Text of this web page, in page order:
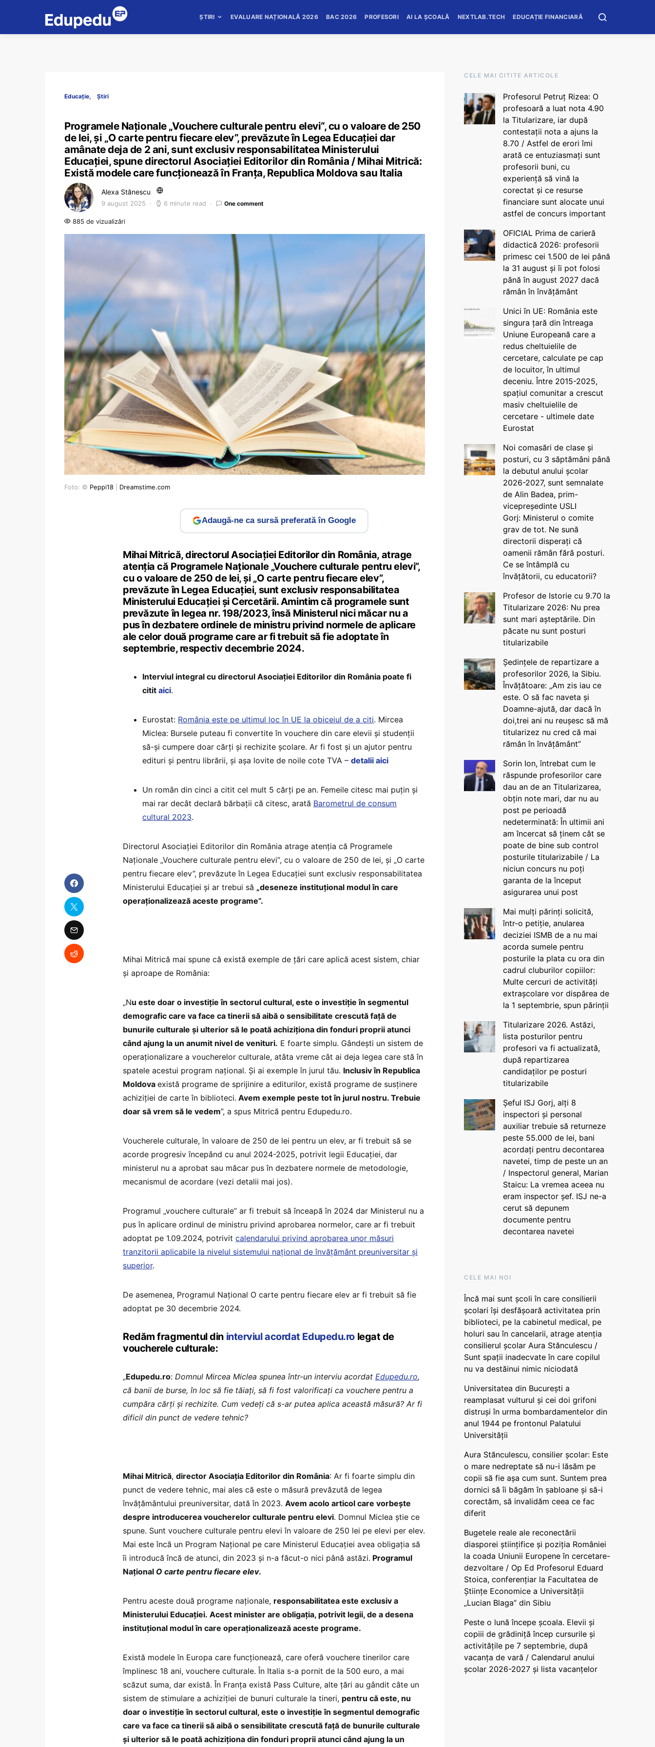
ȘTIRI EVALUARE NAȚIONALĂ 2026 BAC 2026 PROFESORI AI LA ȘCOALĂ NEXTLAB.TECH EDUCAȚIE FINANCIARĂ
Educație Știri
Programele Naționale „Vouchere culturale pentru elevi“, cu o valoare de 250
de lei, și „O carte pentru fiecare elev”, prevăzute în Legea Educației dar
amânate deja de 2 ani, sunt exclusiv responsabilitatea Ministerului
Educației, spune directorul Asociației Editorilor din România / Mihai Mitrică:
Există modele care funcționează în Franța, Republica Moldova sau Italia
Alexa Stănescu
9 august 2025 6 minute read One comment
885 de vizualizări
Foto: © Peppi18 Dreamstime.com
Adaugă-ne ca sursă preferată în Google
Mihai Mitrică, directorul Asociației Editorilor din România, atrage
atenția că Programele Naționale „Vouchere culturale pentru elevi”,
cu o valoare de 250 de lei, și „O carte pentru fiecare elev”,
prevăzute în Legea Educației, sunt exclusiv responsabilitatea
Ministerului Educației și Cercetării. Amintim că programele sunt
prevăzute în legea nr. 198/2023, însă Ministerul nici măcar nu a
pus în dezbatere ordinele de ministru privind normele de aplicare
ale celor două programe care ar fi trebuit să fie adoptate în
septembrie, respectiv decembrie 2024.
Interviul integral cu directorul Asociației Editorilor din România poate fi
citit aici.
Eurostat: România este pe ultimul loc în UE la obiceiul de a citi. Mircea
Miclea: Bursele puteau fi convertite în vouchere din care elevii și studenții
să-și cumpere doar cărți și rechizite școlare. Ar fi fost și un ajutor pentru
edituri și pentru librării, și așa lovite de noile cote TVA – detalii aici
Un român din cinci a citit cel mult 5 cărți pe an. Femeile citesc mai puțin și
mai rar decât declară bărbații că citesc, arată Barometrul de consum
cultural 2023.
Directorul Asociației Editorilor din România atrage atenția că Programele
Naționale „Vouchere culturale pentru elevi“, cu o valoare de 250 de lei, și „O carte
pentru fiecare elev”, prevăzute în Legea Educației sunt exclusiv responsabilitatea
Ministerului Educației și ar trebui să „deseneze instituțional modul în care
operaționalizează aceste programe”.
Mihai Mitrică mai spune că există exemple de țări care aplică acest sistem, chiar
și aproape de România:
„Nu este doar o investiție în sectorul cultural, este o investiție în segmentul
demografic care va face ca tinerii să aibă o sensibilitate crescută față de
bunurile culturale și ulterior să le poată achiziționa din fonduri proprii atunci
când ajung la un anumit nivel de venituri. E foarte simplu. Gândești un sistem de
operaționalizare a voucherelor culturale, atâta vreme cât ai deja legea care stă în
spatele acestui program național. Și ai exemple în jurul tău. Inclusiv în Republica
Moldova există programe de sprijinire a editurilor, există programe de susținere
achiziției de carte în biblioteci. Avem exemple peste tot în jurul nostru. Trebuie
doar să vrem să le vedem”, a spus Mitrică pentru Edupedu.ro.
Voucherele culturale, în valoare de 250 de lei pentru un elev, ar fi trebuit să se
acorde progresiv începând cu anul 2024-2025, potrivit legii Educației, dar
ministerul nu a aprobat sau măcar pus în dezbatere normele de metodologie,
mecanismul de acordare (vezi detalii mai jos).
Programul „vouchere culturale” ar fi trebuit să înceapă în 2024 dar Ministerul nu a
pus în aplicare ordinul de ministru privind aprobarea normelor, care ar fi trebuit
adoptat pe 1.09.2024, potrivit calendarului privind aprobarea unor măsuri
tranzitorii aplicabile la nivelul sistemului național de învățământ preuniversitar și
superior.
De asemenea, Programul Național O carte pentru fiecare elev ar fi trebuit să fie
adoptat pe 30 decembrie 2024.
Redăm fragmentul din interviul acordat Edupedu.rolegat de
voucherele culturale:
„Edupedu.ro: Domnul Mircea Miclea spunea într-un interviu acordat Edupedu.ro,
că banii de burse, în loc să fie tăiați, să fi fost valorificați ca vouchere pentru a
cumpăra cărți și rechizite. Cum vedeți că s-ar putea aplica această măsură? Ar fi
dificil din punct de vedere tehnic?
Mihai Mitrică, director Asociația Editorilor din România: Ar fi foarte simplu din
punct de vedere tehnic, mai ales că este o măsură prevăzută de legea
învățământului preuniversitar, dată în 2023. Avem acolo articol care vorbește
despre introducerea voucherelor culturale pentru elevi. Domnul Miclea știe ce
spune. Sunt vouchere culturale pentru elevi în valoare de 250 lei pe elevi per elev.
Mai este încă un Program Național pe care Ministerul Educației avea obligația să
îi introducă încă de atunci, din 2023 și n-a făcut-o nici până astăzi. Programul
Național O carte pentru fiecare elev.
Pentru aceste două programe naționale, responsabilitatea este exclusiv a
Ministerului Educației. Acest minister are obligația, potrivit legii, de a desena
instituțional modul în care operaționalizează aceste programe.
Există modele în Europa care funcționează, care oferă vouchere tinerilor care
împlinesc 18 ani, vouchere culturale. În Italia s-a pornit de la 500 euro, a mai
scăzut suma, dar există. În Franța există Pass Culture, alte țări au gândit câte un
sistem de stimulare a achiziției de bunuri culturale la tineri, pentru că este, nu
doar o investiție în sectorul cultural, este o investiție în segmentul demografic
care va face ca tinerii să aibă o sensibilitate crescută față de bunurile culturale
și ulterior să le poată achiziționa din fonduri proprii atunci când ajung la un
CELE MAI CITITE ARTICOLE
Profesorul Petruț Rizea: O
profesoară a luat nota 4.90
la Titularizare, iar după
contestații nota a ajuns la
8.70 / Astfel de erori îmi
arată ce entuziasmați sunt
profesorii buni, cu
experiență să vină la
corectat și ce resurse
financiare sunt alocate unui
astfel de concurs important
OFICIAL Prima de carieră
didactică 2026: profesorii
primesc cei 1.500 de lei până
la 31 august și îi pot folosi
până în august 2027 dacă
rămân în învățământ
Unici în UE: România este
singura țară din întreaga
Uniune Europeană care a
redus cheltuielile de
cercetare, calculate pe cap
de locuitor, în ultimul
deceniu. Între 2015-2025,
spațiul comunitar a crescut
masiv cheltuielile de
cercetare - ultimele date
Eurostat
Noi comasări de clase și
posturi, cu 3 săptămâni până
la debutul anului școlar
2026-2027, sunt semnalate
de Alin Badea, prim-
vicepreședinte USLI
Gorj: Ministerul o comite
grav de tot. Ne sună
directorii disperați că
oamenii rămân fără posturi.
Ce se întâmplă cu
învățătorii, cu educatorii?
Profesor de Istorie cu 9.70 la
Titularizare 2026: Nu prea
sunt mari așteptările. Din
păcate nu sunt posturi
titularizabile
Ședințele de repartizare a
profesorilor 2026, la Sibiu.
Învățătoare: „Am zis iau ce
este. O să fac naveta și
Doamne-ajută, dar dacă în
doi,trei ani nu reușesc să mă
titularizez nu cred că mai
rămân în învățământ”
Sorin Ion, întrebat cum le
răspunde profesorilor care
dau an de an Titularizarea,
obțin note mari, dar nu au
post pe perioadă
nedeterminată: În ultimii ani
am încercat să ținem cât se
poate de bine sub control
posturile titularizabile / La
niciun concurs nu poți
garanta de la început
asigurarea unui post
Mai mulți părinți solicită,
într-o petiție, anularea
deciziei ISMB de a nu mai
acorda sumele pentru
posturile la plata cu ora din
cadrul cluburilor copiilor:
Multe cercuri de activități
extrașcolare vor dispărea de
la 1 septembrie, spun părinții
Titularizare 2026. Astăzi,
lista posturilor pentru
profesori va fi actualizată,
după repartizarea
candidaților pe posturi
titularizabile
Șeful ISJ Gorj, alți 8
inspectori și personal
auxiliar trebuie să returneze
peste 55.000 de lei, bani
acordați pentru decontarea
navetei, timp de peste un an
/ Inspectorul general, Marian
Staicu: La vremea aceea nu
eram inspector șef. ISJ ne-a
cerut să depunem
documente pentru
decontarea navetei
CELE MAI NOI
Încă mai sunt școli în care consilierii
școlari își desfășoară activitatea prin
biblioteci, pe la cabinetul medical, pe
holuri sau în cancelarii, atrage atenția
consilierul școlar Aura Stănculescu /
Sunt spații inadecvate în care copilul
nu va destăinui nimic niciodată
Universitatea din București a
reamplasat vulturul și cei doi grifoni
distruși în urma bombardamentelor din
anul 1944 pe frontonul Palatului
Universității
Aura Stănculescu, consilier școlar: Este
o mare nedreptate să nu-i lăsăm pe
copii să fie așa cum sunt. Suntem prea
dornici să îi băgăm în șabloane și să-i
corectăm, să invalidăm ceea ce fac
diferit
Bugetele reale ale reconectării
diasporei științifice și poziția României
la coada Uniunii Europene în cercetare-
dezvoltare / Op Ed Profesorul Eduard
Stoica, conferențiar la Facultatea de
Științe Economice a Universității
„Lucian Blaga” din Sibiu
Peste o lună începe școala. Elevii și
copiii de grădiniță încep cursurile și
activitățile pe 7 septembrie, după
vacanța de vară / Calendarul anului
școlar 2026-2027 și lista vacanțelor